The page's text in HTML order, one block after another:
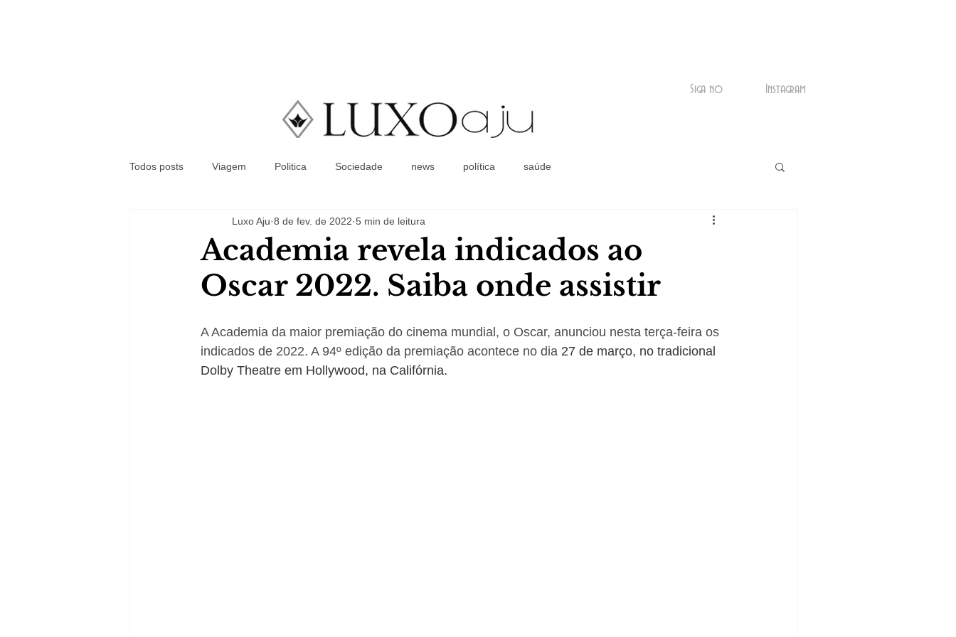
Coluna Social
Siga no Instagram
Todos posts Viagem Politica Sociedade news política saúde
Academia revela indicados ao
Oscar 2022. Saiba onde assistir
Luxo Aju 8 de fev. de 2022 5 min de leitura
A Academia da maior premiação do cinema mundial, o Oscar, anunciou nesta terça-feira os
indicados de 2022. A 94º edição da premiação acontece no dia 27 de março, no tradicional
Dolby Theatre em Hollywood, na Califórnia.